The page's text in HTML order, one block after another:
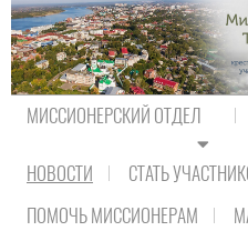
МИССИОНЕРСКИЙ ОТДЕЛ
НОВОСТИ
СТАТЬ
ПОМОЧЬ МИССИОНЕРАМ
Новости епархии